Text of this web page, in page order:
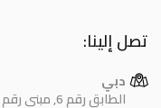
تصل إلينا:
دبي
الطابق رقم 6, مبنى رقم 4, ساحة إعمار دبي